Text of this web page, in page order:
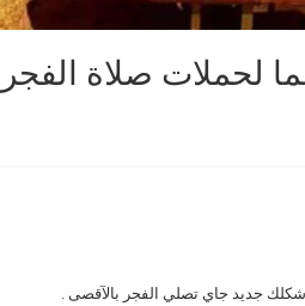
لحملات صلاة الفجر
جديد جاي تصلي الفجر بالآقصى .